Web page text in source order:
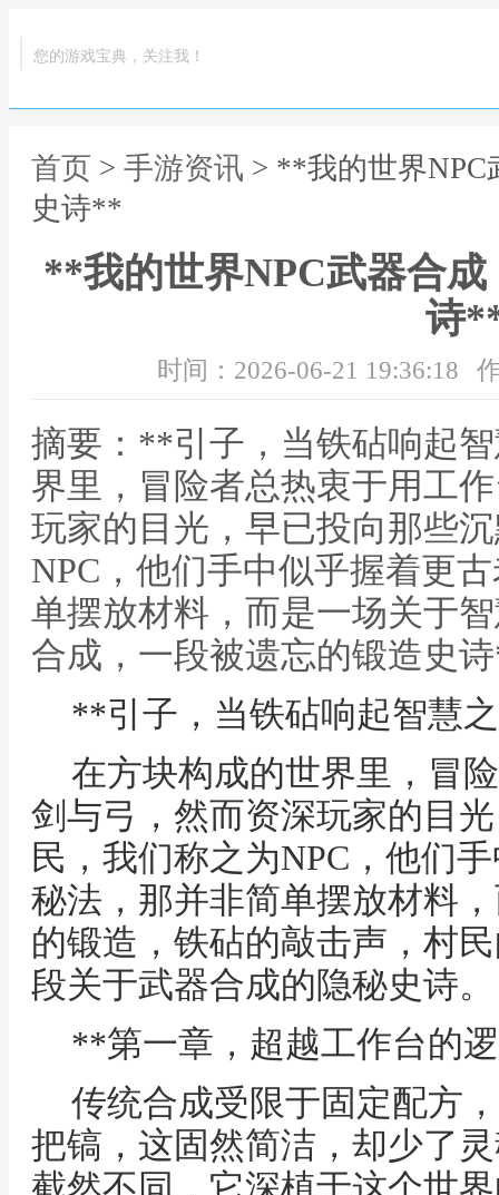
您的游戏宝典，关注我！
首页 > 手游资讯 > **我的世界NPC
史诗**
**我的世界NPC武器合
诗
时间：2026-06-21 19:36:18
摘要：**引子，当铁砧响起
界里，冒险者总热衷于用工
玩家的目光，早已投向那些
NPC，他们手中似乎握着更
单摆放材料，而是一场关于
合成，一段被遗忘的锻造史
**引子，当铁砧响起智慧
在方块构成的世界里，冒
剑与弓，然而资深玩家的目
民，我们称之为NPC，他们
秘法，那并非简单摆放材料
的锻造，铁砧的敲击声，村
段关于武器合成的隐秘史诗。
**第一章，超越工作台的
传统合成受限于固定配方
把镐，这固然简洁，却少了